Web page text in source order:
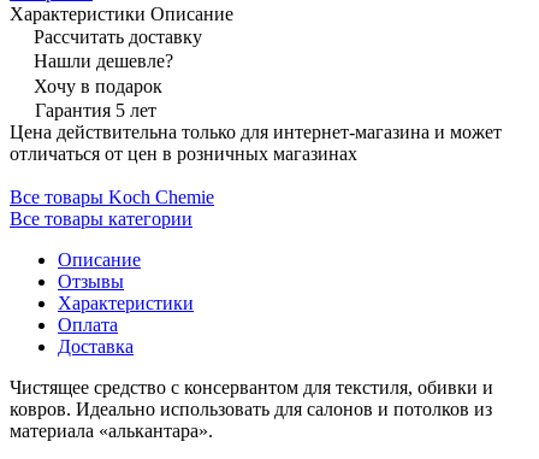
Характеристики Описание
Рассчитать доставку
Нашли дешевле?
Хочу в подарок
Гарантия 5 лет
Цена действительна только для интернет-магазина и может
отличаться от цен в розничных магазинах
Все товары Koch Chemie
Все товары категории
Описание
Отзывы
Характеристики
Оплата
Доставка
Чистящее средство с консервантом для текстиля, обивки и
ковров. Идеально использовать для салонов и потолков из
материала «алькантара».